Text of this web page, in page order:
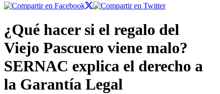
¿Qué hacer si el regalo del
Viejo Pascuero viene malo?
SERNAC explica el derecho a
la Garantía Legal